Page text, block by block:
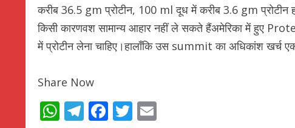
करीब 36.5 gm प्रोटीन, 100 ml दूध में करीब 3.6 gm प्रोटीन
किसी कारणवश सामान्य आहार नहीं ले सकते हैंअमेरिका में हुए
में प्रोटीन लेना चाहिए।हालाँकि उस summit का अधिकांश खर्च एक
Share Now
WhatsApp
Telegram
Facebook
Twitter